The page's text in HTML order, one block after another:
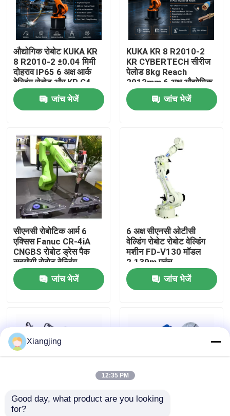
उत्पाद
वीडियो
हमारे बारे में
कारखाना भ्रमण
गुणवत्ता नियंत्रण
ब्लॉग
एक उद्धरण का अनुरोध करें
औद्योगिक रोबोट बांह
औद्योगिक रोबोट KUKA KR
8 R2010-2 ±0.04 मिमी
दोहराव IP65 6 अक्ष आर्क
वेल्डिंग रोबोट और KR C4
KR C5 KR C5-2 नियंत्रण
कैबिनेट
जांच भेजें
KUKA KR 8 R2010-2
KR CYBERTECH सीरीज
पेलोड 8kg Reach
2013mm 6 अक्ष औद्योगिक
रोबोट TBi RM2 रोबोट
वेल्डिंग टॉर्च जांच भेजें
सीएनसी रोबोटिक आर्म 6
एक्सिस Fanuc CR-4iA
CNGBS रोबोट ड्रेस पैक
सहयोगी रोबोट वेल्डिंग
जांच भेजें
6 अक्ष सीएनसी ओटीसी
वेल्डिंग रोबोट रोबोट वेल्डिंग
मशीन FD-V130 मॉडल
2.139m पहुंच
जांच भेजें
फैनुक औद्योगिक रोबोट R-
Xiangjing
12:35 PM
Good day, what product are you looking
for?